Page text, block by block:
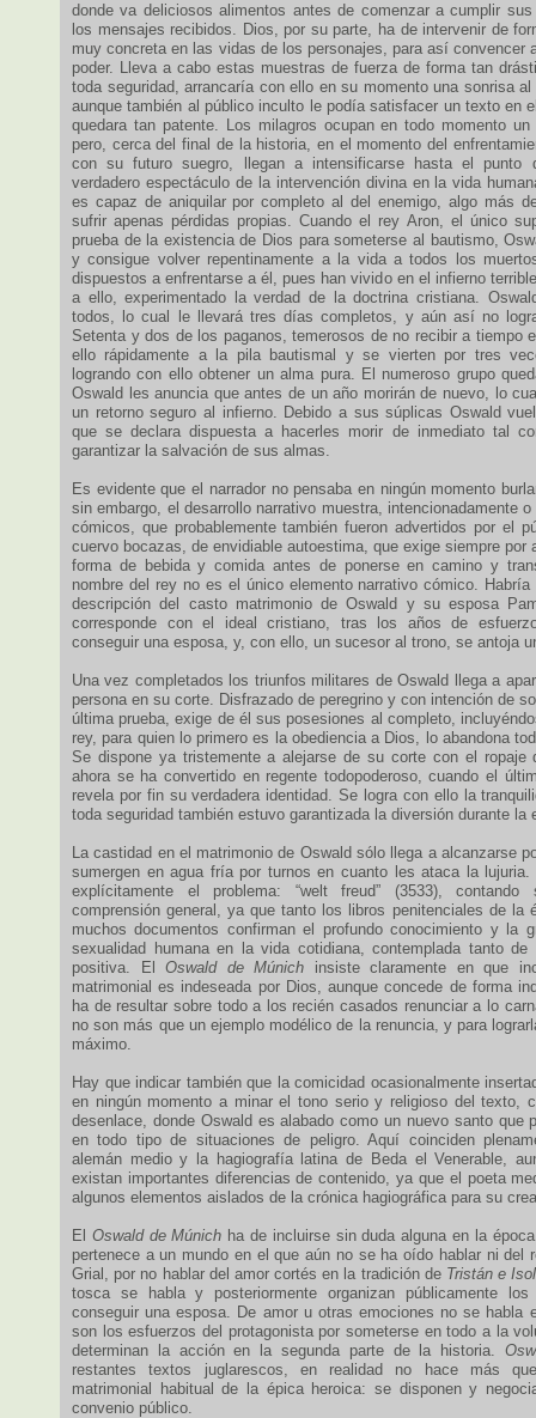
donde va deliciosos alimentos antes de comenzar a cumplir
los mensajes recibidos. Dios, por su parte, ha de intervenir de
muy concreta en las vidas de los personajes, para así convencer
poder. Lleva a cabo estas muestras de fuerza de forma tan
toda seguridad, arrancaría con ello en su momento una sonrisa
aunque también al público inculto le podía satisfacer un texto en
quedara tan patente. Los milagros ocupan en todo momento un
pero, cerca del final de la historia, en el momento del
con su futuro suegro, llegan a intensificarse hasta el punto
verdadero espectáculo de la intervención divina en la vida
es capaz de aniquilar por completo al del enemigo, algo más
sufrir apenas pérdidas propias. Cuando el rey Aron, el único
prueba de la existencia de Dios para someterse al bautismo,
y consigue volver repentinamente a la vida a todos los
dispuestos a enfrentarse a él, pues han vivido en el infierno
a ello, experimentado la verdad de la doctrina cristiana.
todos, lo cual le llevará tres días completos, y aún así no
Setenta y dos de los paganos, temerosos de no recibir a tiempo
ello rápidamente a la pila bautismal y se vierten por tres
logrando con ello obtener un alma pura. El numeroso grupo
Oswald les anuncia que antes de un año morirán de nuevo, lo
un retorno seguro al infierno. Debido a sus súplicas Oswald
que se declara dispuesta a hacerles morir de inmediato tal
garantizar la salvación de sus almas.
Es evidente que el narrador no pensaba en ningún momento
sin embargo, el desarrollo narrativo muestra, intencionadamente
cómicos, que probablemente también fueron advertidos por el
cuervo bocazas, de envidiable autoestima, que exige siempre por
forma de bebida y comida antes de ponerse en camino y
nombre del rey no es el único elemento narrativo cómico.
descripción del casto matrimonio de Oswald y su esposa
corresponde con el ideal cristiano, tras los años de
conseguir una esposa, y, con ello, un sucesor al trono, se antoja
Una vez completados los triunfos militares de Oswald llega a
persona en su corte. Disfrazado de peregrino y con intención de
última prueba, exige de él sus posesiones al completo,
rey, para quien lo primero es la obediencia a Dios, lo abandona
Se dispone ya tristemente a alejarse de su corte con el ropaje
ahora se ha convertido en regente todopoderoso, cuando el
revela por fin su verdadera identidad. Se logra con ello la
toda seguridad también estuvo garantizada la diversión durante la
La castidad en el matrimonio de Oswald sólo llega a alcanzarse
sumergen en agua fría por turnos en cuanto les ataca la lujuria.
explícitamente el problema: “welt freud” (3533), contando
comprensión general, ya que tanto los libros penitenciales de la
muchos documentos confirman el profundo conocimiento y la
sexualidad humana en la vida cotidiana, contemplada tanto de
positiva. ElOswald de Múnich insiste claramente en que
matrimonial es indeseada por Dios, aunque concede de forma
ha de resultar sobre todo a los recién casados renunciar a lo
no son más que un ejemplo modélico de la renuncia, y para
máximo.
Hay que indicar también que la comicidad ocasionalmente
en ningún momento a minar el tono serio y religioso del texto,
desenlace, donde Oswald es alabado como un nuevo santo que
en todo tipo de situaciones de peligro. Aquí coinciden
alemán medio y la hagiografía latina de Beda el Venerable,
existan importantes diferencias de contenido, ya que el poeta
algunos elementos aislados de la crónica hagiográfica para su
El Oswald de Múnich ha de incluirse sin duda alguna en la
pertenece a un mundo en el que aún no se ha oído hablar ni del
Grial, por no hablar del amor cortés en la tradición de Tristán e
tosca se habla y posteriormente organizan públicamente
conseguir una esposa. De amor u otras emociones no se habla
son los esfuerzos del protagonista por someterse en todo a la
determinan la acción en la segunda parte de la historia.
restantes textos juglarescos, en realidad no hace más
matrimonial habitual de la épica heroica: se disponen y
convenio público.